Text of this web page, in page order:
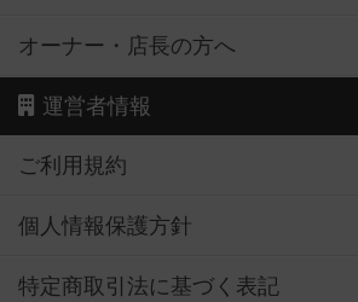
オーナー・店長の方へ
運営者情報
ご利用規約
個人情報保護方針
特定商取引法に基づく表記